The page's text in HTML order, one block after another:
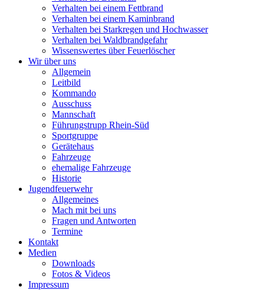
Verhalten bei einem Fettbrand
Verhalten bei einem Kaminbrand
Verhalten bei Starkregen und Hochwasser
Verhalten bei Waldbrandgefahr
Wissenswertes über Feuerlöscher
Wir über uns
Allgemein
Leitbild
Kommando
Ausschuss
Mannschaft
Führungstrupp Rhein-Süd
Sportgruppe
Gerätehaus
Fahrzeuge
ehemalige Fahrzeuge
Historie
Jugendfeuerwehr
Allgemeines
Mach mit bei uns
Fragen und Antworten
Termine
Kontakt
Medien
Downloads
Fotos & Videos
Impressum